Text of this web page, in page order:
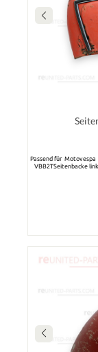
Passend für Motovespa
VBB2TSeitenbacke